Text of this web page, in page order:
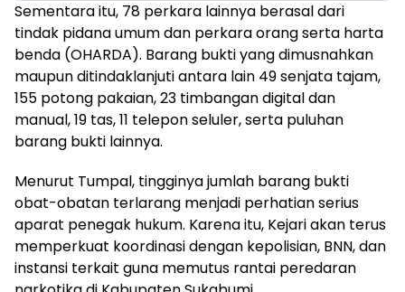
Sementara itu, 78 perkara lainnya berasal dari
tindak pidana umum dan perkara orang serta harta
benda (OHARDA). Barang bukti yang dimusnahkan
maupun ditindaklanjuti antara lain 49 senjata tajam,
155 potong pakaian, 23 timbangan digital dan
manual, 19 tas, 11 telepon seluler, serta puluhan
barang bukti lainnya.
Menurut Tumpal, tingginya jumlah barang bukti
obat-obatan terlarang menjadi perhatian serius
aparat penegak hukum. Karena itu, Kejari akan terus
memperkuat koordinasi dengan kepolisian, BNN, dan
instansi terkait guna memutus rantai peredaran